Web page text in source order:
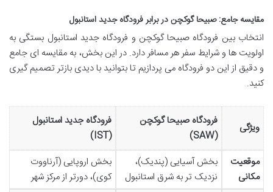
مقایسه جامع: صبیحا گوکچن در برابر فرودگاه جدید استانبول
انتخاب بین فرودگاه صبیحا گوکچن و فرودگاه جدید استانبول بستگی به
اولویت ها و شرایط سفر هر مسافر دارد. در این بخش، به مقایسه ای جامع
و دقیق از این دو فرودگاه می پردازیم تا بتوانید با دیدی بازتر تصمیم گیری
کنید.
ویژگی
فرودگاه صبیحا گوکچن
(SAW)
فرودگاه جدید استانبول
(IST)
موقعیت
مکانی
بخش آسیایی (پندیک)،
نزدیک تر به شرق استانبول
بخش اروپایی (آرناووت
کوی)، دورتر از مرکز شهر